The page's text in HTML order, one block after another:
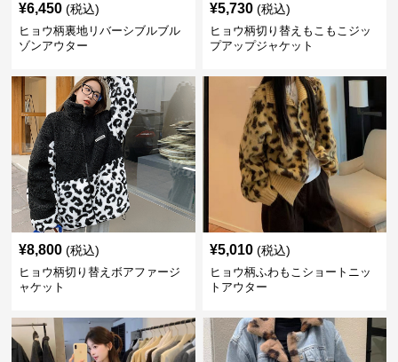
¥6,450 (税込)
ヒョウ柄裏地リバーシブルブル
ゾンアウター
¥5,730 (税込)
ヒョウ柄切り替えもこもこジッ
プアップジャケット
¥8,800 (税込)
ヒョウ柄切り替えボアファージ
ャケット
¥5,010 (税込)
ヒョウ柄ふわもこショートニッ
トアウター